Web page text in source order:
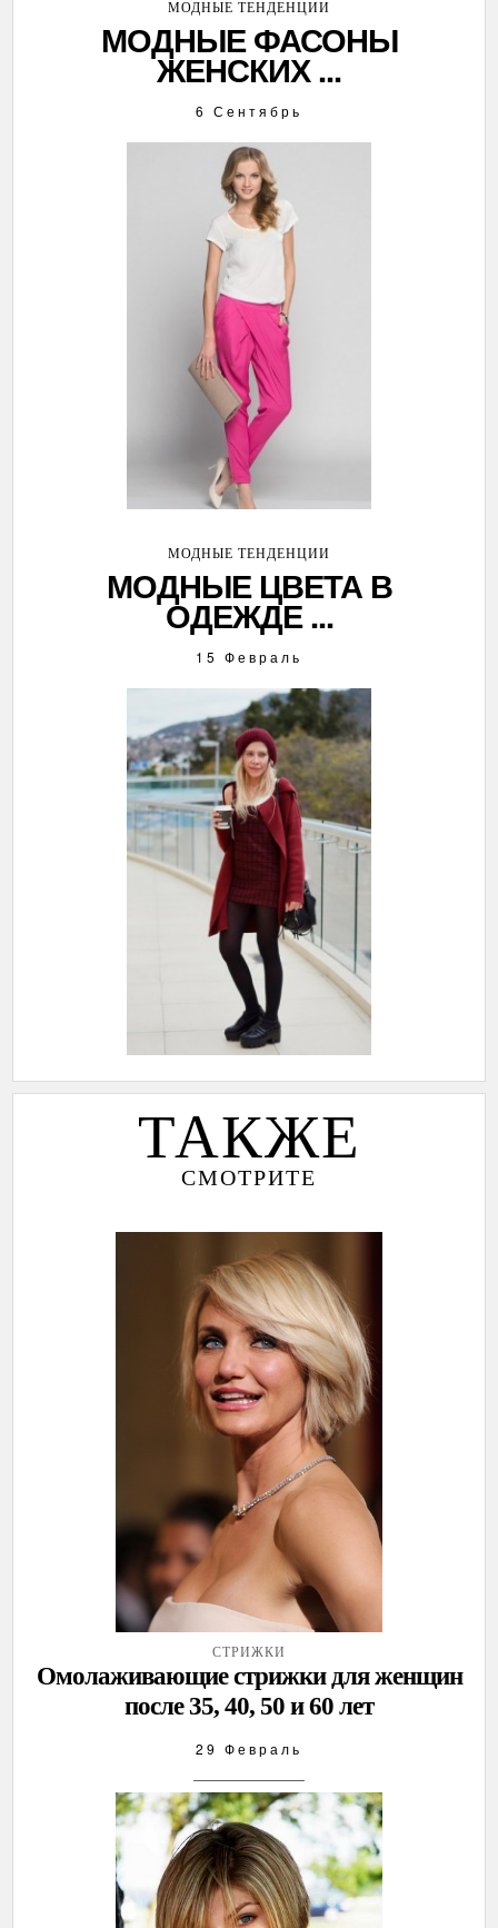
МОДНЫЕ ТЕНДЕНЦИИ
МОДНЫЕ ФАСОНЫ
ЖЕНСКИХ ...
6 Сентябрь
МОДНЫЕ ТЕНДЕНЦИИ
МОДНЫЕ ЦВЕТА В
ОДЕЖДЕ ...
15 Февраль
ТАКЖЕ
СМОТРИТЕ
СТРИЖКИ
Омолаживающие стрижки для женщин
после 35, 40, 50 и 60 лет
29 Февраль